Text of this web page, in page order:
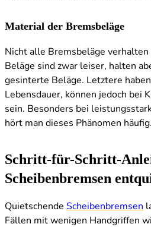
Material der Bremsbeläge
Nicht alle Bremsbeläge verhalten
Beläge sind zwar leiser, halten
gesinterte Beläge. Letztere
Lebensdauer, können jedoch bei
sein. Besonders bei
hört man dieses Phänomen häufig.
Schritt-für-Schritt-
Scheibenbremsen
Quietschende Scheibenbremsen
Fällen mit wenigen Handgriffen